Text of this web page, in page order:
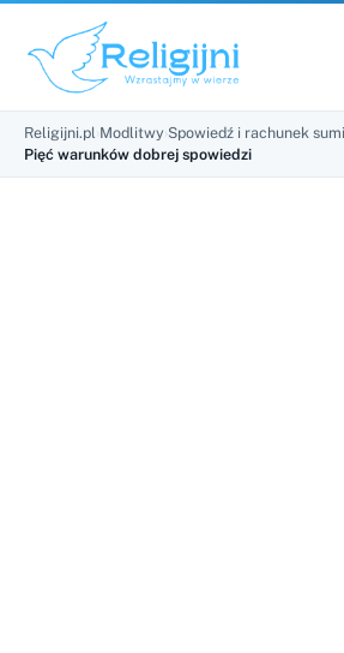
Religijni.pl›Modlitwy›Spowiedź i rachunek
Pięć warunków dobrej spowiedzi